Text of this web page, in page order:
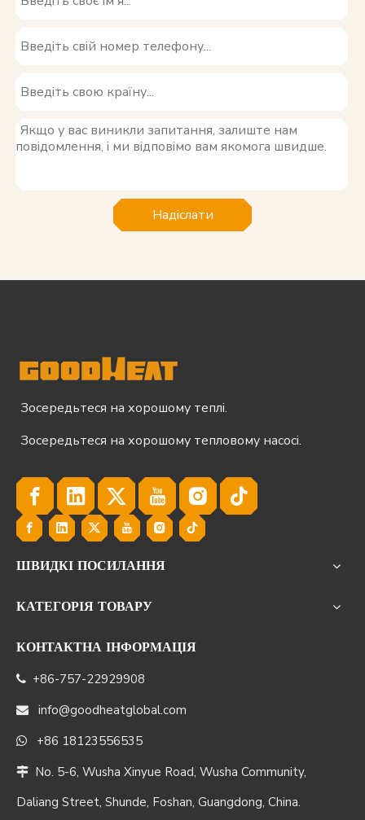
Надіслати
Зосередьтеся на хорошому теплі.
Зосередьтеся на хорошому тепловому насосі.
ШВИДКІ ПОСИЛАННЯ
КАТЕГОРІЯ ТОВАРУ
КОНТАКТНА ІНФОРМАЦІЯ
 +86-757-22929908
 info@goodheatglobal.com
 +86 18123556535
 No. 5-6, Wusha Xinyue Road, Wusha Community,
Daliang Street, Shunde, Foshan, Guangdong, China.